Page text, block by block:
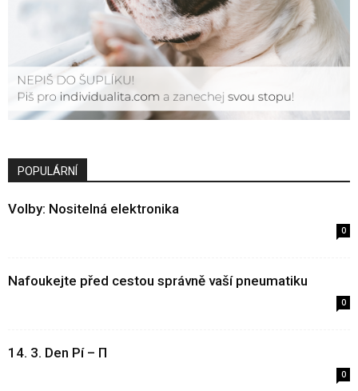
POPULÁRNÍ
Volby: Nositelná elektronika
0
Nafoukejte před cestou správně vaší pneumatiku
0
14. 3. Den Pí – Π
0